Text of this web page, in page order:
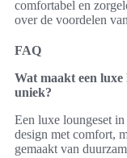
comfortabel en
over de voordelen
FAQ
Wat maakt een luxe
uniek?
Een luxe loungeset
design met comfort,
gemaakt van